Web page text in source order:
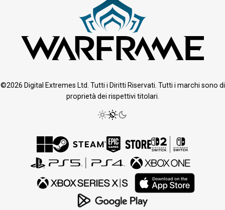
©2026 Digital Extremes Ltd. Tutti i Diritti Riservati. Tutti i marchi sono di
proprietà dei rispettivi titolari.